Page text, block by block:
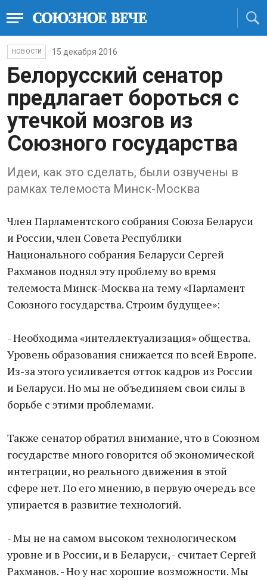
НОВОСТИ 15 декабря 2016
Белорусский сенатор
предлагает бороться с
утечкой мозгов из
Союзного государства
Идеи, как это сделать, были озвучены в
рамках телемоста Минск-Москва
Член Парламентского собрания Союза Беларуси
и России, член Совета Республики
Национального собрания Беларуси Сергей
Рахманов поднял эту проблему во время
телемоста Минск-Москва на тему «Парламент
Союзного государства. Строим будущее»:
- Необходима «интеллектуализация» общества.
Уровень образования снижается по всей Европе.
Из-за этого усиливается отток кадров из России
и Беларуси. Но мы не объединяем свои силы в
борьбе с этими проблемами.
Также сенатор обратил внимание, что в Союзном
государстве много говорится об экономической
интеграции, но реального движения в этой
сфере нет. По его мнению, в первую очередь все
упирается в развитие технологий.
- Мы не на самом высоком технологическом
уровне и в России, и в Беларуси, - считает Сергей
Рахманов. - Но у нас хорошие возможности. Мы